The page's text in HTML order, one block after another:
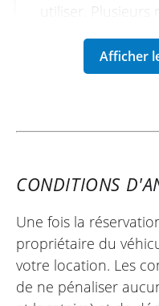
utiliser. Plusieurs
est très
sérieux qui
HUGO
KTM 890
Très satisfait de
CONDITIONS
Une fois la
propriétaire du
votre location. Les
de ne pénaliser